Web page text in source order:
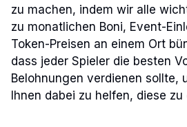
zu machen, indem wir alle
zu monatlichen Boni, Event-
Token-Preisen an einem Ort
dass jeder Spieler die besten
Belohnungen verdienen sollte,
Ihnen dabei zu helfen, diese zu